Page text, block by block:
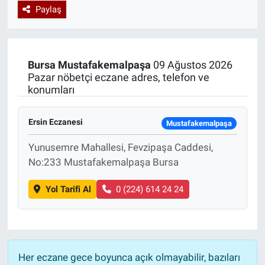
Paylaş
Bursa Mustafakemalpaşa 09 Ağustos 2026
Pazar nöbetçi eczane adres, telefon ve
konumları
Ersin Eczanesi Mustafakemalpaşa
Yunusemre Mahallesi, Fevzipaşa Caddesi,
No:233 Mustafakemalpaşa Bursa
Yol Tarifi Al 0 (224) 614 24 24
Her eczane gece boyunca açık olmayabilir, bazıları
Özel Haberler
Dünya
Özel Haberler
Erişim Bilgileri
Teknoloji
Haber Arşivi